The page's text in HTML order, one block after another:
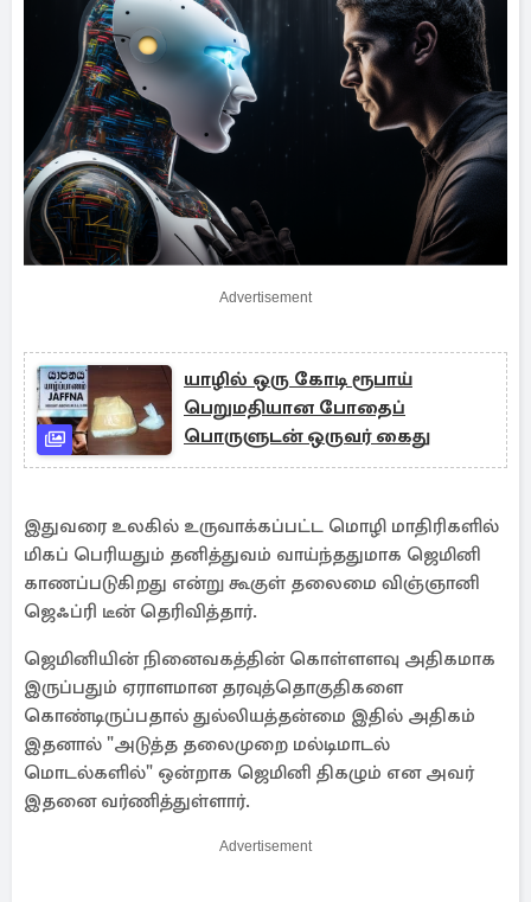
Advertisement
யாழில் ஒரு கோடி ரூபாய்
பெறுமதியான போதைப்
பொருளுடன் ஒருவர் கைது
இதுவரை உலகில் உருவாக்கப்பட்ட மொழி மாதிரிகளில்
மிகப் பெரியதும் தனித்துவம் வாய்ந்ததுமாக ஜெமினி
காணப்படுகிறது என்று கூகுள் தலைமை விஞ்ஞானி
ஜெஃப்ரி டீன் தெரிவித்தார்.
ஜெமினியின் நினைவகத்தின் கொள்ளளவு அதிகமாக
இருப்பதும் ஏராளமான தரவுத்தொகுதிகளை
கொண்டிருப்பதால் துல்லியத்தன்மை இதில் அதிகம்
இதனால் "அடுத்த தலைமுறை மல்டிமாடல்
மொடல்களில்" ஒன்றாக ஜெமினி திகழும் என அவர்
இதனை வர்ணித்துள்ளார்.
Advertisement